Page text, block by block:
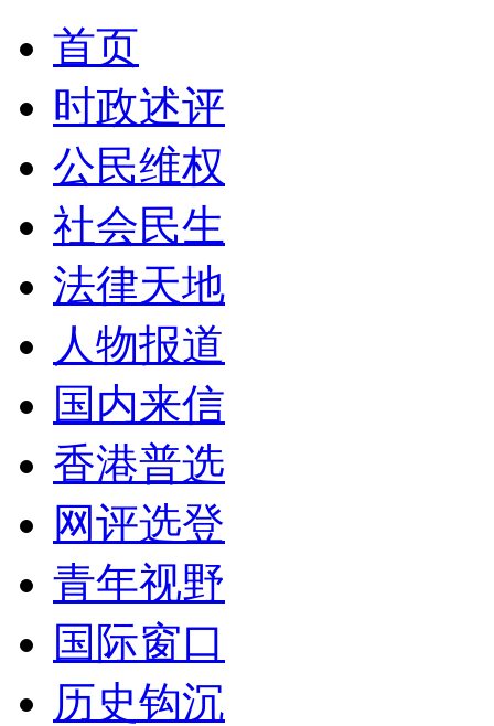
首页
时政述评
公民维权
社会民生
法律天地
人物报道
国内来信
香港普选
网评选登
青年视野
国际窗口
历史钩沉